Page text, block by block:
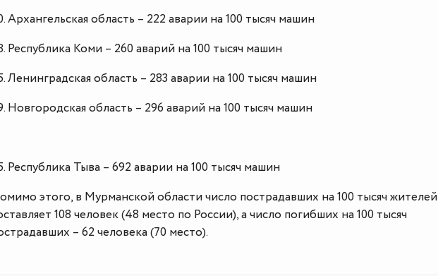
Архангельская область – 222 аварии на 100 тысяч машин
Республика Коми – 260 аварий на 100 тысяч машин
Ленинградская область – 283 аварии на 100 тысяч машин
Новгородская область – 296 аварий на 100 тысяч машин
Республика Тыва – 692 аварии на 100 тысяч машин
этого, в Мурманской области число пострадавших на 100 тысяч жителей
108 человек (48 место по России), а число погибших на 100 тысяч
– 62 человека (70 место).